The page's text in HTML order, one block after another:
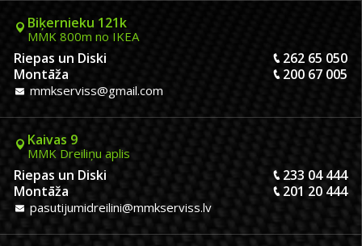
Biķernieku 121k
MMK 800m no IKEA
Riepas un Diski
262 65 050
Montāža
200 67 005
mmkserviss@gmail.com
Kaivas 9
MMK Dreiliņu aplis
Riepas un Diski
233 04 444
Montāža
201 20 444
pasutijumidreilini@mmkserviss.lv